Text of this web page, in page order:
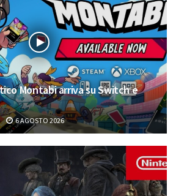
Montabi arriva su Switch e
6 AGOSTO 2026